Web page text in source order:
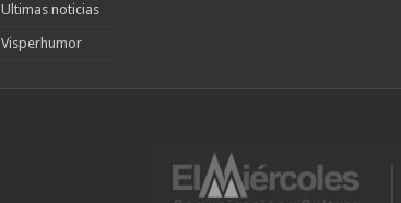
Ultimas noticias
Visperhumor